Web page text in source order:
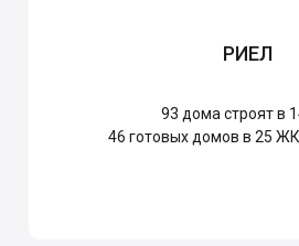
РИЕЛ
93 дома строят в
46 готовых домов в 25